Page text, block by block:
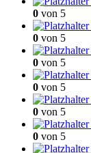
0 von 5
0 von 5
0 von 5
0 von 5
0 von 5
0 von 5